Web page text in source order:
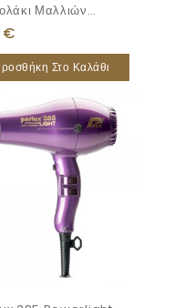
Μαλλιών
€
Στο Καλάθι